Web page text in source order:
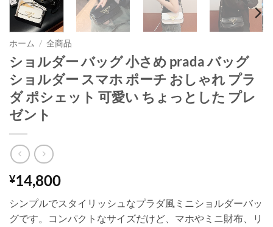
ホーム / 全商品
ショルダー バッグ 小さめ prada バッグ
ショルダー スマホ ポーチ おしゃれ プラ
ダ ポシェット 可愛い ちょっとした プレ
ゼント
¥14,800
シンプルでスタイリッシュなプラダ風ミニショルダーバッ
グです。コンパクトなサイズだけど、マホやミニ財布、リ